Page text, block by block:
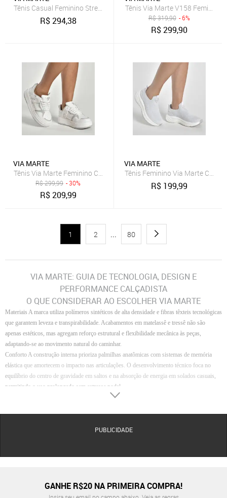
Tênis Casual Feminino Street Confortável Nobuck Via Marte
R$294,38
Tênis Via Marte V158 Feminino
R$319,90 - 6%
R$299,90
VIA MARTE
Tênis Via Marte Feminino Casual Urbano Conforto Branco
R$299,99 - 30%
R$209,99
VIA MARTE
Tênis Feminino Via Marte
R$ 199,99
1 2 ... 80
VIA MARTE: GUIA DE TECNOLOGIA, DESIGN E
PERFORMANCE CALÇADISTA
O QUE CONSIDERAR AO ESCOLHER VIA MARTE
Materiais A marca utiliza polímeros sintéticos de alta densidade e fibras têxteis tecnológicas
que garantem leveza e transpirabilidade. Acabamentos em matelassê e tressê não são
apenas estéticos, mas agregam reforço estrutural e flexibilidade mecânica às peças,
adaptando-se ao movimento natural do caminhar.
ConfortoA construção interna prioriza palmilhas anatômicas com sistemas de memória
elástica que amortecem o impacto nas articulações. O desenvolvimento técnico foca no
equilíbrio do centro de gravidade em saltos e na absorção de energia em solados casuais,
permitindo o uso prolongado sem estresse podal.
Detalhes como aplicações de HotFix e ferragens personalizadas recebem
Modelos Via Marte para Suporte à Decisão
PUBLICIDADE
GANHE R$20 NA PRIMEIRA COMPRA!